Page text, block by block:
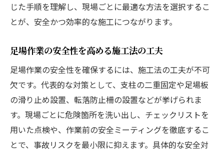
じた手順を理解し、現場ごとに最適な方法を選択するこ
とが、安全かつ効率的な施工につながります。
足場作業の安全性を高める施工法の工夫
足場作業の安全性を確保するには、施工法の工夫が不可
欠です。代表的な対策として、支柱の二重固定や足場板
の滑り止め設置、転落防止柵の設置などが挙げられま
す。現場ごとに危険箇所を洗い出し、チェックリストを
用いた点検や、作業前の安全ミーティングを徹底するこ
とで、事故リスクを最小限に抑えます。具体的な安全対